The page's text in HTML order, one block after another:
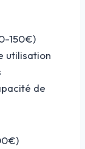
150€)
utilisation
de